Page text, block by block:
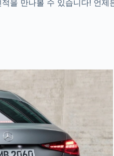
을 만나볼 수 있습니다! 언제